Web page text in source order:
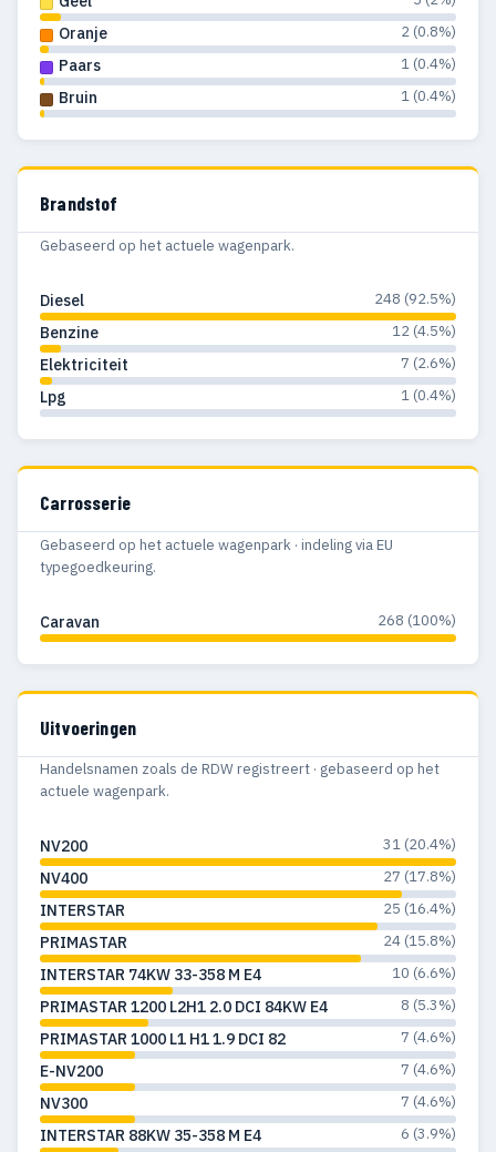
Oranje 2 (0.8%)
Paars 1 (0.4%)
Bruin 1 (0.4%)
Brandstof
Gebaseerd op het actuele wagenpark.
Diesel 248 (92.5%)
Benzine 12 (4.5%)
Elektriciteit 7 (2.6%)
Lpg 1 (0.4%)
Carrosserie
Gebaseerd op het actuele wagenpark · indeling via EU
typegoedkeuring.
Caravan 268 (100%)
Uitvoeringen
Handelsnamen zoals de RDW registreert · gebaseerd op het
actuele wagenpark.
NV200 31 (20.4%)
NV400 27 (17.8%)
INTERSTAR 25 (16.4%)
PRIMASTAR 24 (15.8%)
INTERSTAR 74KW 33-358 M E4 10 (6.6%)
PRIMASTAR 1200 L2H1 2.0 DCI 84KW E4 8 (5.3%)
PRIMASTAR 1000 L1 H1 1.9 DCI 82 7 (4.6%)
E-NV200 7 (4.6%)
NV300 7 (4.6%)
INTERSTAR 88KW 35-358 M E4 6 (3.9%)